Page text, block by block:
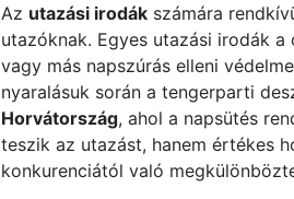
Az utazási irodák számára
utazóknak. Egyes utazási irodák
vagy más napszúrás elleni
nyaralásuk során a tengerparti
Horvátország, ahol a napsütés
teszik az utazást, hanem értékes
konkurenciától való